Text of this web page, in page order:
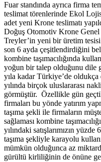
Fuar standında ayrıca firma
teslimat törenlerinde Ekol
adet yeni Krone teslimatı
Doğuş Otomotiv Krone
Treyler’in yeni bir üretim tesisi
son 6 ayda çeşitlendirdiğini
kombine taşımacılığında
yoğun bir talep olduğunu dile
yıla kadar Türkiye’de oldukça
yılında birçok uluslararası
görmüştür. Özellikle gün
firmaları bu yönde yatırım
taşıma şekli ile firmaların
sağlaması kombine
yılındaki satışlarımızın
taşıma şekliyle karayolu
mümkün olduğunca az
gürültü kirliliğinin de önüne